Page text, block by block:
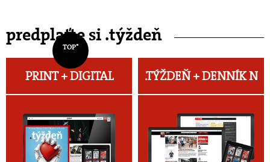
predplaťte si .týždeň
TOP*
PRINT + DIGITAL .TÝŽDEŇ +DENNÍK N